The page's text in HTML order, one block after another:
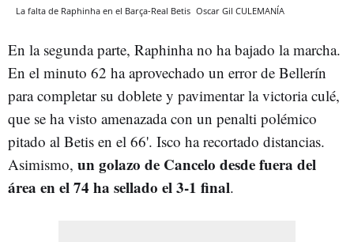
La falta de Raphinha en el Barça-Real Betis Oscar Gil CULEMANÍA
En la segunda parte, Raphinha no ha bajado la marcha.
En el minuto 62 ha aprovechado un error de Bellerín
para completar su doblete y pavimentar la victoria culé,
que se ha visto amenazada con un penalti polémico
pitado al Betis en el 66'. Isco ha recortado distancias.
Asimismo, un golazo de Cancelo desde fuera del
área en el 74 ha sellado el 3-1 final.